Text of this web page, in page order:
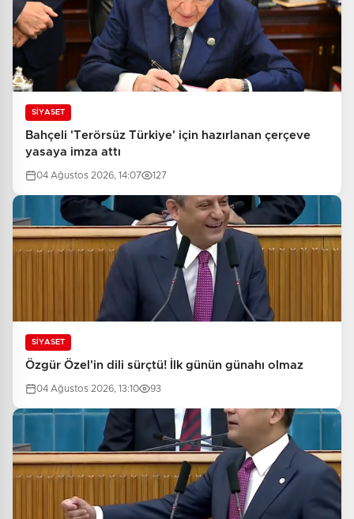
SİYASET
Bahçeli 'Terörsüz Türkiye' için hazırlanan çerçeve
yasaya imza attı
04 Ağustos 2026, 14:07 127
SİYASET
Özgür Özel'in dili sürçtü! İlk günün günahı olmaz
04 Ağustos 2026, 13:10 93